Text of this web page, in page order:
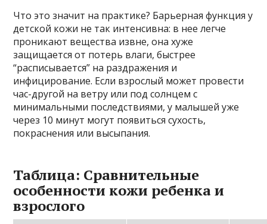
Что это значит на практике? Барьерная функция у
детской кожи не так интенсивна: в нее легче
проникают вещества извне, она хуже
защищается от потерь влаги, быстрее
“расписывается” на раздражения и
инфицирование. Если взрослый может провести
час-другой на ветру или под солнцем с
минимальными последствиями, у малышей уже
через 10 минут могут появиться сухость,
покраснения или высыпания.
Таблица: Сравнительные
особенности кожи ребенка и
взрослого